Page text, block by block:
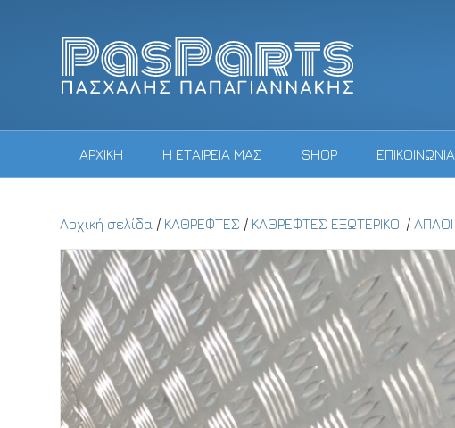
ΑΡΧΙΚΗ Η ΕΤΑΙΡΕΙΑ ΜΑΣ SHOP ΕΠΙΚΟΙΝΩΝΙΑ
Αρχική σελίδα / ΚΑΘΡΕΦΤΕΣ / ΚΑΘΡΕΦΤΕΣ ΕΞΩΤΕΡΙΚΟΙ /ΑΠΛΟΙ